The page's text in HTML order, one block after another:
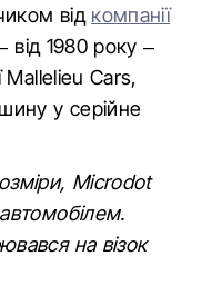
від компанії
від 1980 року –
Mallelieu Cars,
у серійне
Microdot
на візок